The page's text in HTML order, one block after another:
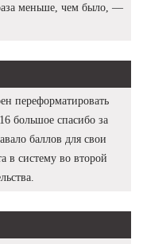
меньше, чем было, —
переформатировать
большое спасибо за
баллов для свои
в систему во второй